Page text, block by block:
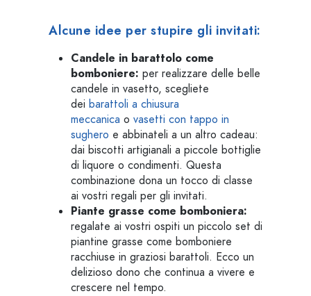
Alcune idee per stupire gli invitati:
Candele in barattolo come
bomboniere: per realizzare delle belle
candele in vasetto, scegliete
dei barattoli a chiusura
meccanica o vasetti con tappo in
sughero e abbinateli a un altro cadeau:
dai biscotti artigianali a piccole bottiglie
di liquore o condimenti. Questa
combinazione dona un tocco di classe
ai vostri regali per gli invitati.
Piante grasse come bomboniera:
regalate ai vostri ospiti un piccolo set di
piantine grasse come bomboniere
racchiuse in graziosi barattoli. Ecco un
delizioso dono che continua a vivere e
crescere nel tempo.